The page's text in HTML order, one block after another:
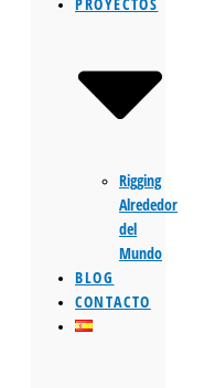
PROYECTOS
Rigging
Alrededor
del
Mundo
BLOG
CONTACTO